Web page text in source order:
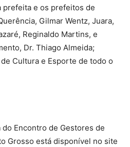
prefeita e os prefeitos de
Gilmar Wentz, Juara,
Reginaldo Martins, e
Dr. Thiago Almeida;
Cultura e Esporte de todo o
Encontro de Gestores de
Grosso está disponível no site